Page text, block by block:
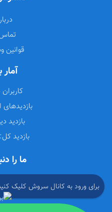
آمار
بازدیدهای
بازدید
بازدید کل:
ما را
برای ورود به کانال سروش کلیک